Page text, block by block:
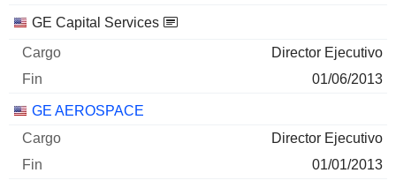
GE Capital Services
Director Ejecutivo
01/06/2013
GE AEROSPACE
Director Ejecutivo
01/01/2013